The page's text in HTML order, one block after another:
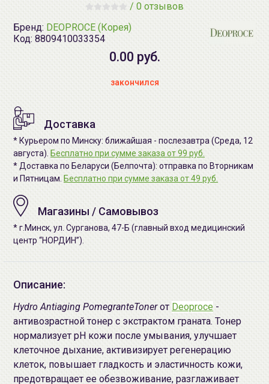
/ 0 отзывов
Бренд: DEOPROCE (Корея)
Код: 8809410033354
0.00 руб.
закончился
Доставка
* Курьером по Минску: ближайшая - послезавтра (Среда, 12
августа). Бесплатно при сумме заказа от 99 руб.
* Доставка по Беларуси (Белпочта): отправка по Вторникам
и Пятницам. Бесплатно при сумме заказа от 49 руб.
Магазины / Самовывоз
* г.Минск, ул. Сурганова, 47-Б (главный вход медицинский
центр “НОРДИН”).
Описание:
Hydro Antiaging PomegranteTonerот Deoproce -
антивозрастной тонер с экстрактом граната. Тонер
нормализует pH кожи после умывания, улучшает
клеточное дыхание, активизирует регенерацию
клеток, повышает гладкость и эластичность кожи,
предотвращает ее обезвоживание, разглаживает